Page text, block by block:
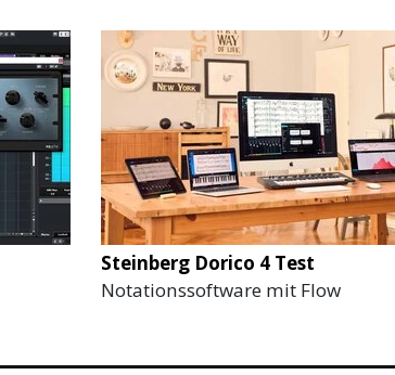
Steinberg Dorico 4 Test
Notationssoftware mit Flow